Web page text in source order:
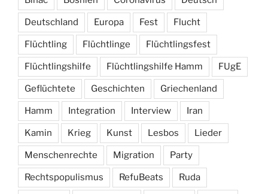
Deutschland Europa Fest Flucht
Flüchtling Flüchtlinge Flüchtlingsfest
Flüchtlingshilfe Flüchtlingshilfe Hamm FUgE
Geflüchtete Geschichten Griechenland
Hamm Integration Interview Iran
Kamin Krieg Kunst Lesbos Lieder
Menschenrechte Migration Party
Rechtspopulismus RefuBeats Ruda